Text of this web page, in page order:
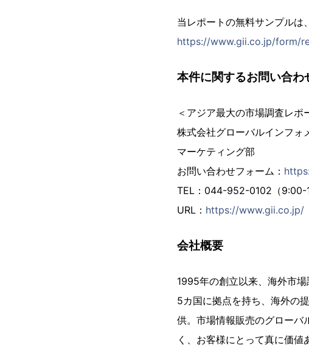
当レポートの無料サンプルは
https://www.gii.co.jp/form/
本件に関するお問い合わ
＜アジア最大の市場調査レポ
株式会社グローバルインフォ
マーケティング部
お問い合わせフォーム：
TEL：044-952-0102（9:00-
URL： https://www.gii.co.jp/
会社概要
1995年の創立以来、海外市
5カ国に拠点を持ち、海外の
供。市場情報販売のグローバ
く、お客様にとって真に価値